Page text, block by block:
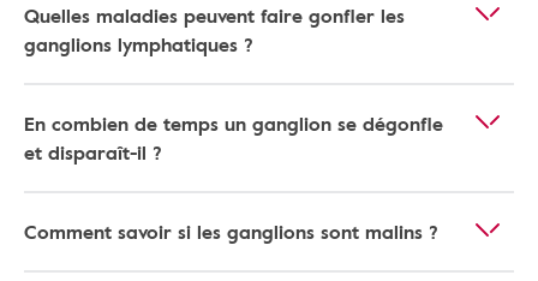
Quelles maladies peuvent faire gonfler les
ganglions lymphatiques ?
En combien de temps un ganglion se dégonfle
et disparaît-il ?
Comment savoir si les ganglions sont malins ?